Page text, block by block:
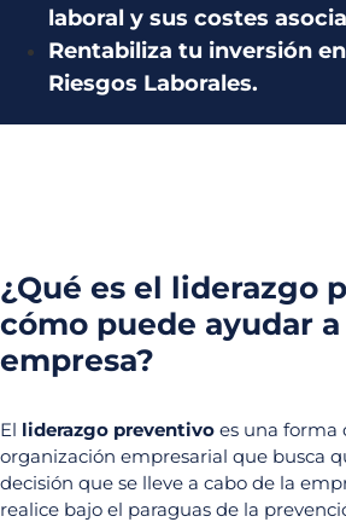
laboral y sus costes
Rentabiliza tu inversión
Riesgos Laborales.
¿Qué es el liderazgo
cómo puede ayudar
empresa?
El liderazgo preventivo es una forma
organización empresarial que busca
decisión que se lleve a cabo de la
realice bajo el paraguas de la